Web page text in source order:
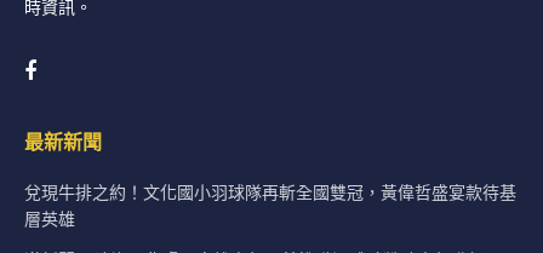
時資訊。
最新新聞
兌現牛排之約！文化國小羽球隊再斬全國雙冠，黃偉哲盛宴款待基
層英雄